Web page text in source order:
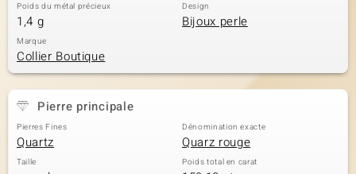
Poids du métal précieux
1,4 g
Design
Bijoux perle
Marque
Collier Boutique
Pierre principale
Pierres Fines
Quartz
Dénomination exacte
Quarz rouge
Taille Poids total en carat